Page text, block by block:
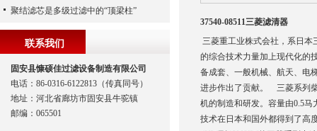
37540-08511三菱滤清器
三菱重工业株式会社，系日本
的综合技术力量加上现代化的
备成套、一般机械、航天、电
进步作出了贡献。 三菱系列
机的制造和研发。容量由0.5
技术在日本和国外都得到了
聚结滤芯是多级过滤中的“顶梁柱”
联系我们
固安县慷硕佳过滤设备制造有限公司
电话：86-0316-6122813（传真同号）
地址：河北省廊坊市固安县牛驼镇
邮编：065501